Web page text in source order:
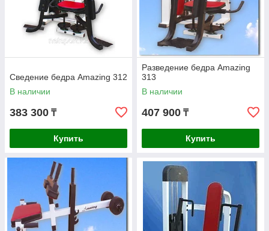
Сведение бедра Amazing 312
В наличии
383 300 ₸
Купить
Разведение бедра Amazing
313
В наличии
407 900 ₸
Купить